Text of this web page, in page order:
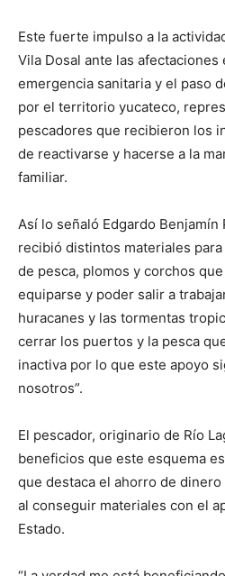
Este fuerte impulso a la
Vila Dosal ante las afectaciones
emergencia sanitaria y el paso
por el territorio yucateco,
pescadores que recibieron los
de reactivarse y hacerse a la
familiar.
Así lo señaló Edgardo Benjamín
recibió distintos materiales
de pesca, plomos y corchos
equiparse y poder salir a
huracanes y las tormentas
cerrar los puertos y la pesca
inactiva por lo que este apoyo
nosotros”.
El pescador, originario de Río
beneficios que este esquema
que destaca el ahorro de
al conseguir materiales con el
Estado.